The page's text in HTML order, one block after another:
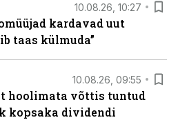
10.08.26, 10:27
kardavad uut
taas külmuda”
10.08.26, 09:55
hoolimata võttis tuntud
kopsaka dividendi